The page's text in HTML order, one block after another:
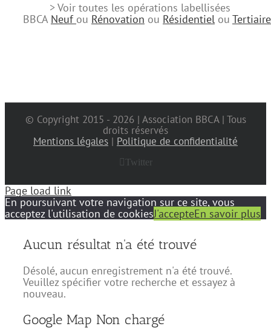
Aucun résultat n'a été trouvé
Désolé, aucun enregistrement n'a été trouvé.
Veuillez spécifier votre recherche et essayez à
nouveau.
Google Map Non chargé
> Voir toutes les opérations labellisées
BBCA Neuf ou Rénovation ou Résidentielou Tertiaire
© Copyright 2015 - 2026 | Association BBCA | Tous
droits réservés
Mentions légales | Politique de confidentialité
Twitter
Page load link
En poursuivant votre navigation sur ce site, vous
acceptez l'utilisation de cookiesJ'accepteEn savoir plus